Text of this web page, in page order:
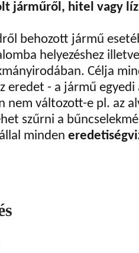
járműről, hitel vagy
behozott jármű
helyezéshez
Célja
eredet - a jármű
nem változott-e pl. az
szűrni a
minden